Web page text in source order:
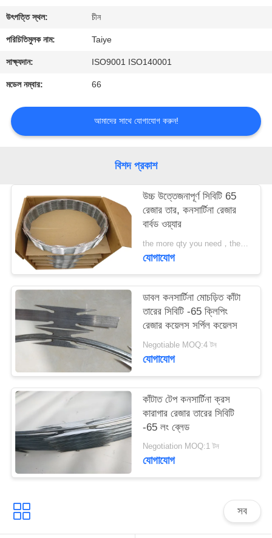
যোগাযোগ
করুন
উদ্ধৃতির
জন্য
আবেদন
খবর
উৎপত্তি স্থল: চীন
পরিচিতিমুলক নাম: Taiye
সাক্ষ্যদান: ISO9001 ISO140001
মডেল নম্বার: 66
আমাদের সাথে যোগাযোগ করুন!
বিশদ প্রকাশ
উচ্চ উত্তেজনাপূর্ণ সিবিটি 65
রেজার তার, কনসার্টিনা রেজার
বার্বড ওয়্যার
the more qty you need，the cheaper price is MOQ:200 রোলস
যোগাযোগ
ডাবল কনসার্টিনা মোচড়িত কাঁটা
তারের সিবিটি -65 ক্লিপিং
রেজার কয়েলস সর্পিল কয়েলস
Negotiable MOQ:4 টন
যোগাযোগ
কাঁটাত টেপ কনসার্টিনা ক্রস
কারাগার রেজার তারের সিবিটি
-65 লং ব্লেড
Negotiation MOQ:1 টন
যোগাযোগ
সব